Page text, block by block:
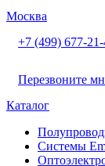
Москва
+7 (499) 677-
Перезвоните
Каталог
Системы